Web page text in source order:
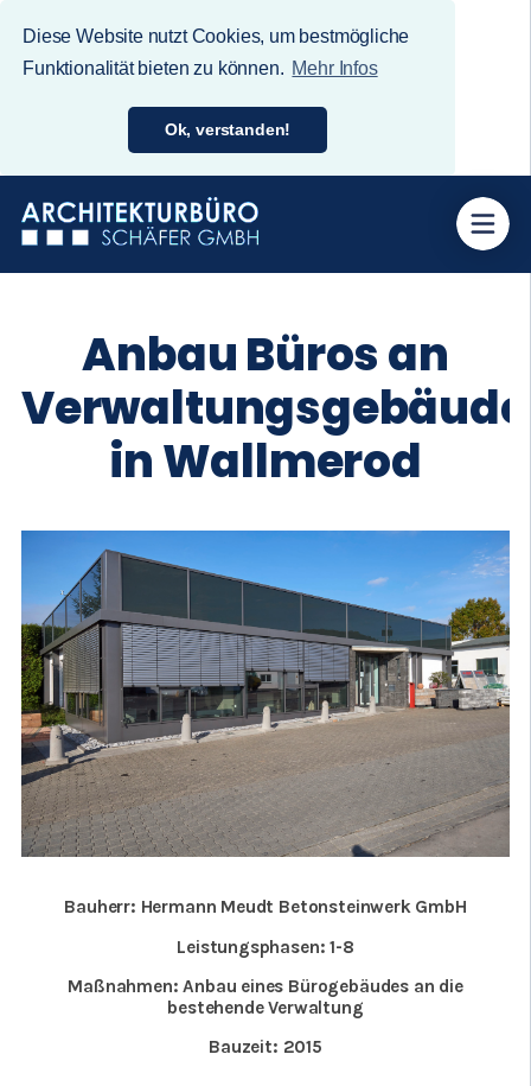
Diese Website nutzt Cookies, um bestmögliche
Funktionalität bieten zu können. Mehr Infos
Ok, verstanden!
Anbau Büros an
Verwaltungsgebäude
in Wallmerod
Bauherr: Hermann Meudt Betonsteinwerk GmbH
Leistungsphasen: 1-8
Maßnahmen: Anbau eines Bürogebäudes an die
bestehende Verwaltung
Bauzeit: 2015